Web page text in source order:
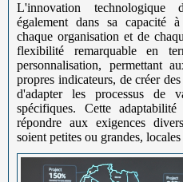
L'innovation technologique
également dans sa capacité
chaque organisation et de
flexibilité remarquable en
personnalisation, permettant
propres indicateurs, de créer
d'adapter les processus de
spécifiques. Cette
répondre aux exigences
soient petites ou grandes,